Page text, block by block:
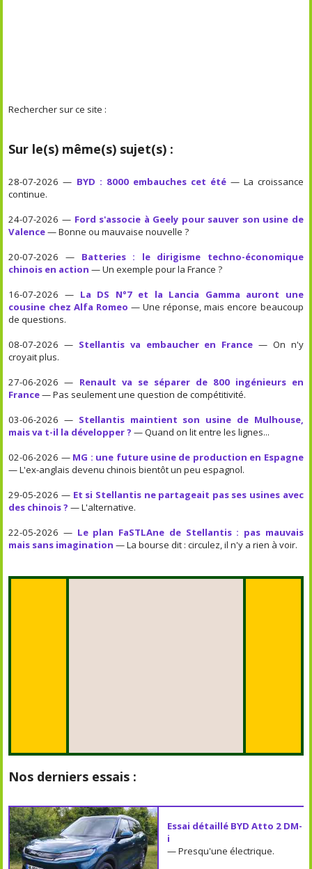
Rechercher sur ce site :
Sur le(s) même(s) sujet(s) :
28-07-2026 — BYD : 8000 embauches cet été— La croissance
continue.
24-07-2026 — Ford s'associe à Geely pour sauver son usine de
Valence— Bonne ou mauvaise nouvelle ?
20-07-2026 — Batteries : le dirigisme techno-économique
chinois en action — Un exemple pour la France ?
16-07-2026 — La DS N°7 et la Lancia Gamma auront une
cousine chez Alfa Romeo — Une réponse, mais encore beaucoup
de questions.
08-07-2026 — Stellantis va embaucher en France — On n'y
croyait plus.
27-06-2026 — Renault va se séparer de 800 ingénieurs en
France— Pas seulement une question de compétitivité.
03-06-2026 — Stellantis maintient son usine de Mulhouse,
mais va t-il la développer ? — Quand on lit entre les lignes...
02-06-2026 — MG : une future usine de production en Espagne
— L'ex-anglais devenu chinois bientôt un peu espagnol.
29-05-2026 — Et si Stellantis ne partageait pas ses usines avec
des chinois ? — L'alternative.
22-05-2026 — Le plan FaSTLAne de Stellantis : pas mauvais
mais sans imagination — La bourse dit : circulez, il n'y a rien à voir.
Nos derniers essais :
Essai détaillé BYD Atto 2 DM-
i
— Presqu'une électrique.